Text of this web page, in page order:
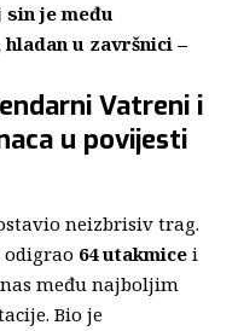
sin je među
u završnici –
Vatreni i
u povijesti
neizbrisiv trag.
odigrao 64 utakmice i
među najboljim
Bio je